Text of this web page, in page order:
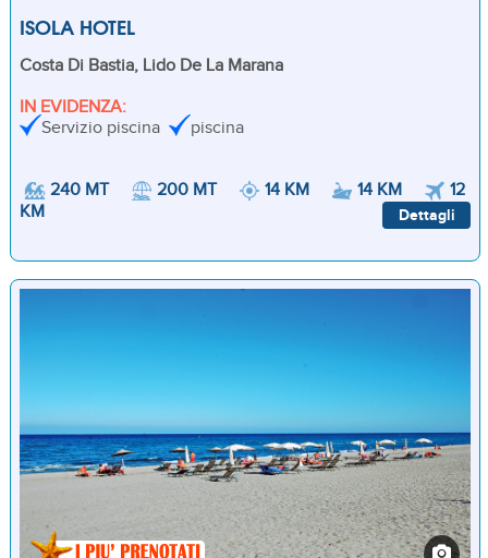
ISOLA HOTEL
Costa Di Bastia, Lido De La Marana
IN EVIDENZA:
Servizio piscina
piscina
240 MT 200 MT 14 KM 14 KM
12
KM
Dettagli